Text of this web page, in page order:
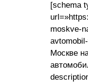
[schema
moskve-
Москве